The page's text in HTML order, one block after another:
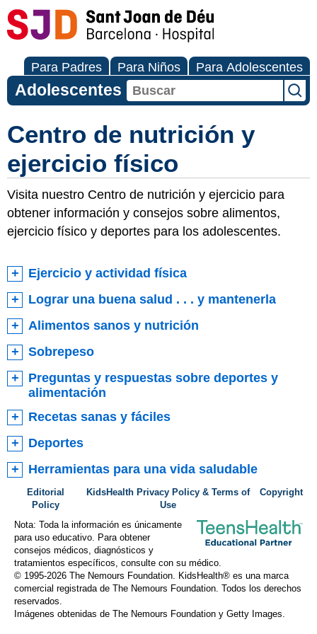
Para Padres Para Niños Para Adolescentes
Adolescentes
Centro de nutrición y
ejercicio físico
Visita nuestro Centro de nutrición y ejercicio para
obtener información y consejos sobre alimentos,
ejercicio físico y deportes para los adolescentes.
Ejercicio y actividad física
Lograr una buena salud . . . y mantenerla
Alimentos sanos y nutrición
Sobrepeso
Preguntas y respuestas sobre deportes y
alimentación
Recetas sanas y fáciles
Deportes
Herramientas para una vida saludable
Editorial
Policy
KidsHealth Privacy Policy & Terms of
Use
Copyright
Nota: Toda la información es únicamente
para uso educativo. Para obtener
consejos médicos, diagnósticos y
tratamientos específicos, consulte con su médico.
© 1995-2026 The Nemours Foundation. KidsHealth® es una marca
comercial registrada de The Nemours Foundation. Todos los derechos
reservados.
Imágenes obtenidas de The Nemours Foundation y Getty Images.